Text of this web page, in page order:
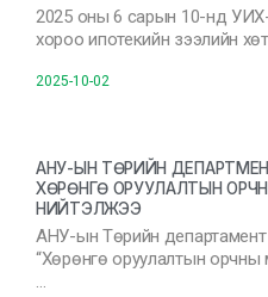
2025 оны 6 сарын 10-нд
хороо ипотекийн зээлийн
2025-10-02
АНУ-ЫН ТӨРИЙН
ХӨРӨНГӨ ОРУУЛАЛТЫН
НИЙТЭЛЖЭЭ
АНУ-ын Төрийн
“Хөрөнгө оруулалтын
…